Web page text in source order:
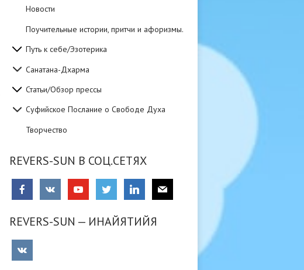
Новости
Поучительные истории, притчи и афоризмы.
Путь к себе/Эзотерика
Санатана-Дхарма
Статьи/Обзор прессы
Суфийское Послание о Свободе Духа
Творчество
REVERS-SUN В СОЦ.СЕТЯХ
REVERS-SUN — ИНАЙЯТИЙЯ